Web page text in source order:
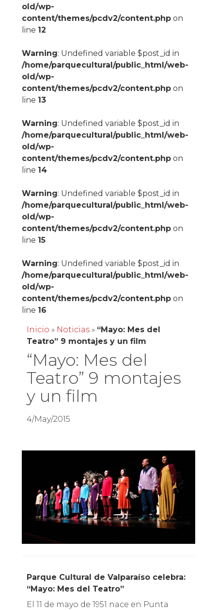
old/wp-
content/themes/pcdv2/content.phpon
line 12
Warning: Undefined variable $post_id in
/home/parquecultural/public_html/web-
old/wp-
content/themes/pcdv2/content.phpon
line 13
Warning: Undefined variable $post_id in
/home/parquecultural/public_html/web-
old/wp-
content/themes/pcdv2/content.phpon
line 14
Warning: Undefined variable $post_id in
/home/parquecultural/public_html/web-
old/wp-
content/themes/pcdv2/content.phpon
line 15
Warning: Undefined variable $post_id in
/home/parquecultural/public_html/web-
old/wp-
content/themes/pcdv2/content.phpon
line 16
Inicio » Noticias» “Mayo: Mes del
Teatro” 9 montajes y un film
“Mayo: Mes del
Teatro” 9 montajes
y un film
4/May/2015
Parque Cultural de Valparaíso celebra:
“Mayo: Mes del Teatro”
El 11 de mayo de 1951 nace en Punta